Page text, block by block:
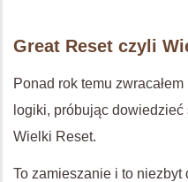
Great Reset czyli
Ponad rok temu
logiki, próbując
Wielki Reset.
To zamieszanie i to niezbyt